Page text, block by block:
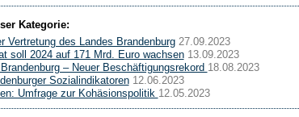
Kategorie:
Vertretung des Landes Brandenburg 27.09.2023
soll 2024 auf 171 Mrd. Euro wachsen 13.09.2023
– Neuer Beschäftigungsrekord 18.08.2023
Sozialindikatoren 12.06.2023
Umfrage zur Kohäsionspolitik 12.05.2023